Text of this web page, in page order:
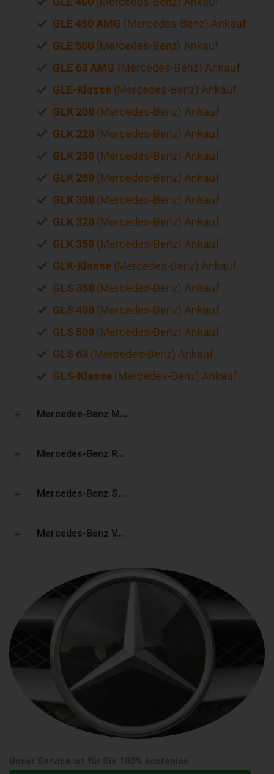
GLE 450 AMG (Mercedes-Benz) Ankauf
GLE 500 (Mercedes-Benz) Ankauf
GLE 63 AMG (Mercedes-Benz) Ankauf
GLE-Klasse (Mercedes-Benz) Ankauf
GLK 200 (Mercedes-Benz) Ankauf
GLK 220 (Mercedes-Benz) Ankauf
GLK 250 (Mercedes-Benz) Ankauf
GLK 280 (Mercedes-Benz) Ankauf
GLK 300 (Mercedes-Benz) Ankauf
GLK 320 (Mercedes-Benz) Ankauf
GLK 350 (Mercedes-Benz) Ankauf
GLK-Klasse (Mercedes-Benz) Ankauf
GLS 350 (Mercedes-Benz) Ankauf
GLS 400 (Mercedes-Benz) Ankauf
GLS 500 (Mercedes-Benz) Ankauf
GLS 63 (Mercedes-Benz) Ankauf
GLS-Klasse (Mercedes-Benz) Ankauf
Mercedes-Benz M...
Mercedes-Benz R...
Mercedes-Benz S...
Mercedes-Benz V...